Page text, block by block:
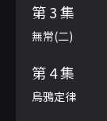
第 3 集
無常(二)
第 4 集
烏鴉定律